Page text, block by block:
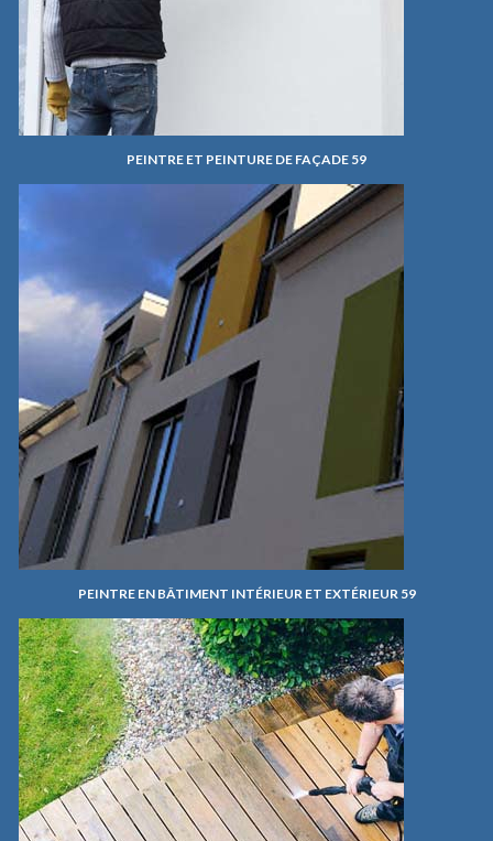
PEINTRE ET PEINTURE DE FAÇADE 59
PEINTRE EN BÂTIMENT INTÉRIEUR ET EXTÉRIEUR 59